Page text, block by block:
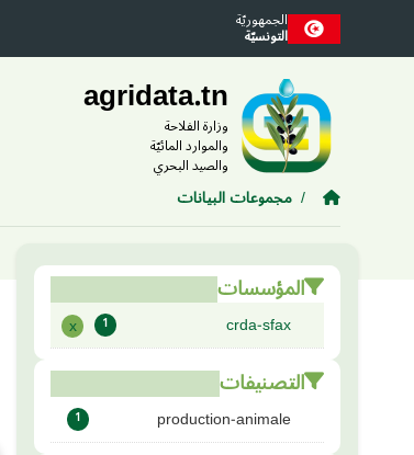
Skip to main contentالجمهوريّة
التونسيّة
agridata.tn
وزارة الفلاحة
والموارد المائيّة
والصيد البحري
مجموعات البيانات
المؤسسات
crda-sfax
1
x
التصنيفات
production-animale
1